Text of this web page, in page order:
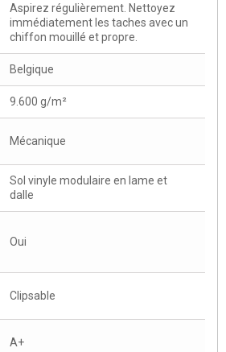
Aspirez régulièrement. Nettoyez
immédiatement les taches avec un
chiffon mouillé et propre.
Belgique
9.600 g/m²
Mécanique
Sol vinyle modulaire en lame et
dalle
Oui
Clipsable
A+